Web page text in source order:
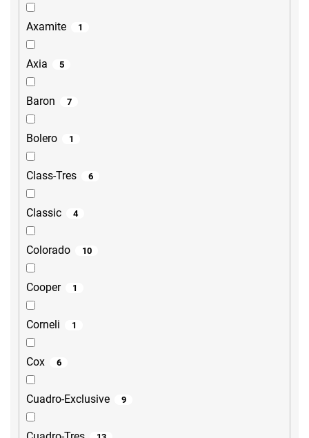
Axamite 1
Axia 5
Baron 7
Bolero 1
Class-Tres 6
Classic 4
Colorado 10
Cooper 1
Corneli 1
Cox 6
Cuadro-Exclusive 9